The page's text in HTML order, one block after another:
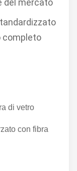
completo
di vetro
con fibra